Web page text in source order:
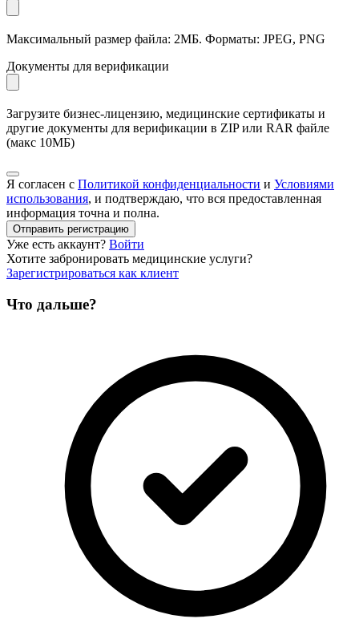
Максимальный размер файла: 2МБ. Форматы: JPEG, PNG
Документы для верификации
Загрузите бизнес-лицензию, медицинские сертификаты и
другие документы для верификации в ZIP или RAR файле
(макс 10МБ)
Я согласен с Политикой конфиденциальности и Условиями
использования, и подтверждаю, что вся предоставленная
информация точна и полна.
Отправить регистрацию
Уже есть аккаунт? Войти
Хотите забронировать медицинские услуги?
Зарегистрироваться как клиент
Что дальше?